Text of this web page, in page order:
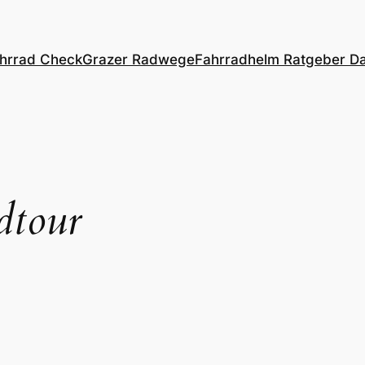
CheckGrazer RadwegeFahrradhelm Ratgeber